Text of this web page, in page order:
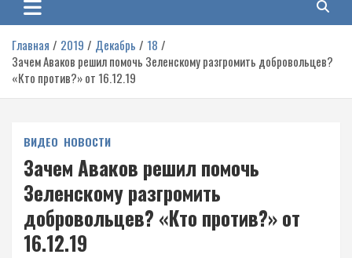
Главная 2019 Декабрь
18
Зачем Аваков решил помочь Зеленскому разгромить добровольцев?
«Кто против?» от 16.12.19
ВИДЕО НОВОСТИ
Зачем Аваков решил помочь
Зеленскому разгромить
добровольцев? «Кто против?» от
16.12.19